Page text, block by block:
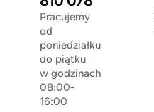
Pracujemy
od
poniedziałku
do piątku
w godzinach
08:00-
16:00